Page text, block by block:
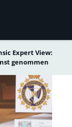
Italiano
Français
Español
Română
Expert View:
genommen